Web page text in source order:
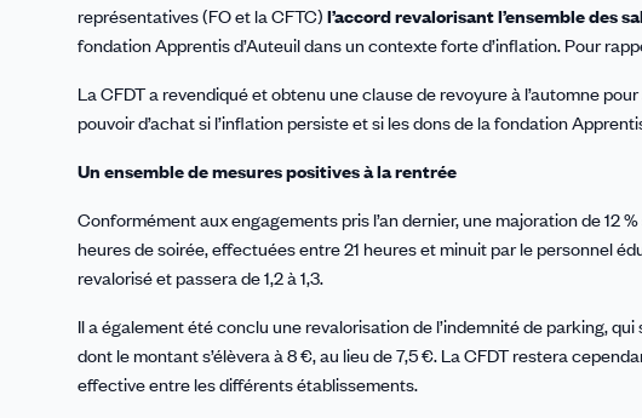
représentatives (FO et la CFTC) l’accord revalorisant l’ensemble des
fondation Apprentis d’Auteuil dans un contexte forte d’inflation. Pour
La CFDT a revendiqué et obtenu une clause de revoyure à l’automne
pouvoir d’achat si l’inflation persiste et si les dons de la fondation
Un ensemble de mesures positives à la rentrée
Conformément aux engagements pris l’an dernier, une majoration de 12
heures de soirée, effectuées entre 21 heures et minuit par le personnel
revalorisé et passera de 1,2 à 1,3.
Il a également été conclu une revalorisation de l’indemnité de parking,
dont le montant s’élèvera à 8 €, au lieu de 7,5 €. La CFDT restera
effective entre les différents établissements.